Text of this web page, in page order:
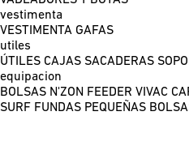
vestimenta
VESTIMENTA GAFAS
utiles
ÚTILES CAJAS SACADERAS
equipacion
BOLSAS N'ZON FEEDER VIVAC
SURF FUNDAS PEQUEÑAS